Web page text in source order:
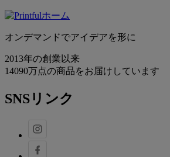
オンデマンドでアイデアを形に
2013年の創業以来
14090万点の商品をお届けしています
SNSリンク